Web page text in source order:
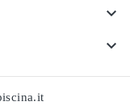

